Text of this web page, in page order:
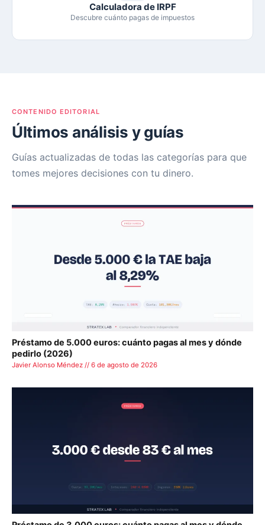
Calculadora de IRPF
Descubre cuánto pagas de impuestos
CONTENIDO EDITORIAL
Últimos análisis y guías
Guías actualizadas de todas las categorías para que
tomes mejores decisiones con tu dinero.
Préstamo de 5.000 euros: cuánto pagas al mes y dónde
pedirlo (2026)
Javier Alonso Méndez // 6 de agosto de 2026